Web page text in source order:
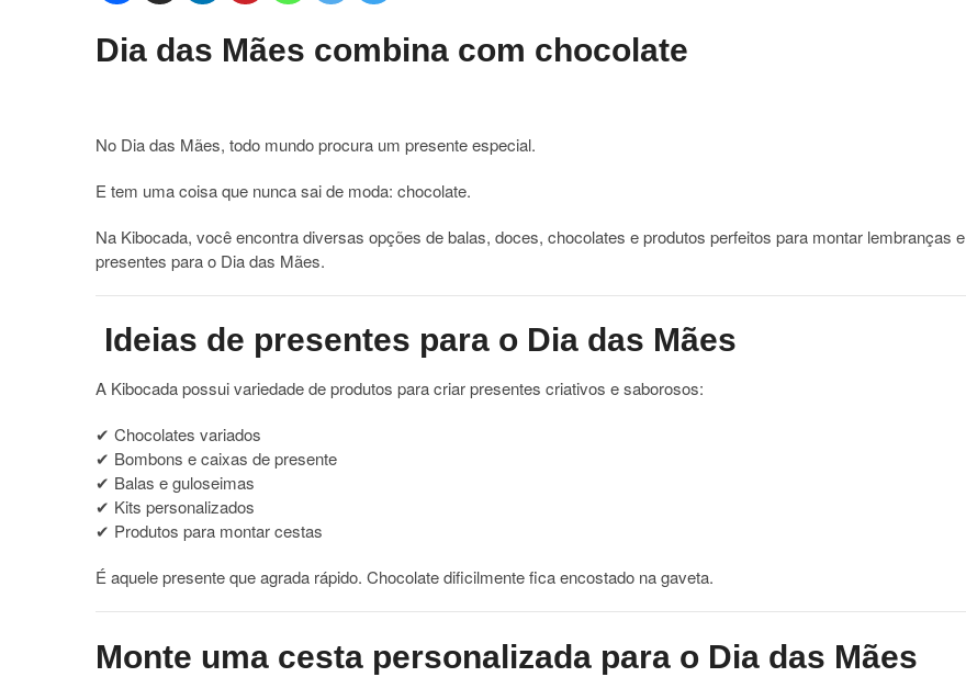
Dia das Mães combina com chocolate
No Dia das Mães, todo mundo procura um presente especial.
E tem uma coisa que nunca sai de moda: chocolate.
Na Kibocada, você encontra diversas opções de balas, doces, chocolates e produtos perfeitos para montar lembranças e
presentes para o Dia das Mães.
Ideias de presentes para o Dia das Mães
A Kibocada possui variedade de produtos para criar presentes criativos e saborosos:
✔ Chocolates variados
✔ Bombons e caixas de presente
✔ Balas e guloseimas
✔ Kits personalizados
✔ Produtos para montar cestas
É aquele presente que agrada rápido. Chocolate dificilmente fica encostado na gaveta.
Monte uma cesta personalizada para o Dia das Mães